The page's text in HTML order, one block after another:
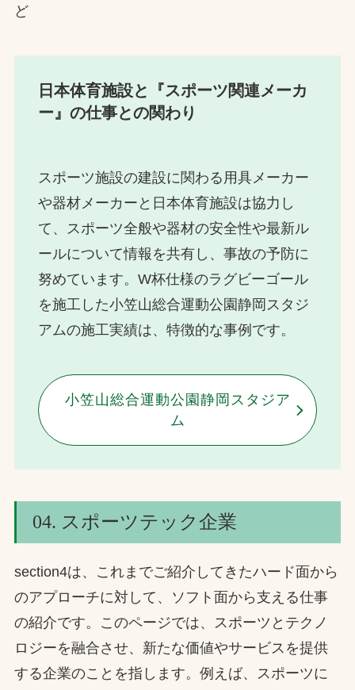
ど
日本体育施設と『スポーツ関連メーカ
ー』の仕事との関わり
スポーツ施設の建設に関わる用具メーカー
や器材メーカーと日本体育施設は協力し
て、スポーツ全般や器材の安全性や最新ル
ールについて情報を共有し、事故の予防に
努めています。W杯仕様のラグビーゴール
を施工した小笠山総合運動公園静岡スタジ
アムの施工実績は、特徴的な事例です。
小笠山総合運動公園静岡スタジア
ム
04. スポーツテック企業
section4は、これまでご紹介してきたハード面から
のアプローチに対して、ソフト面から支える仕事
の紹介です。このページでは、スポーツとテクノ
ロジーを融合させ、新たな価値やサービスを提供
する企業のことを指します。例えば、スポーツに